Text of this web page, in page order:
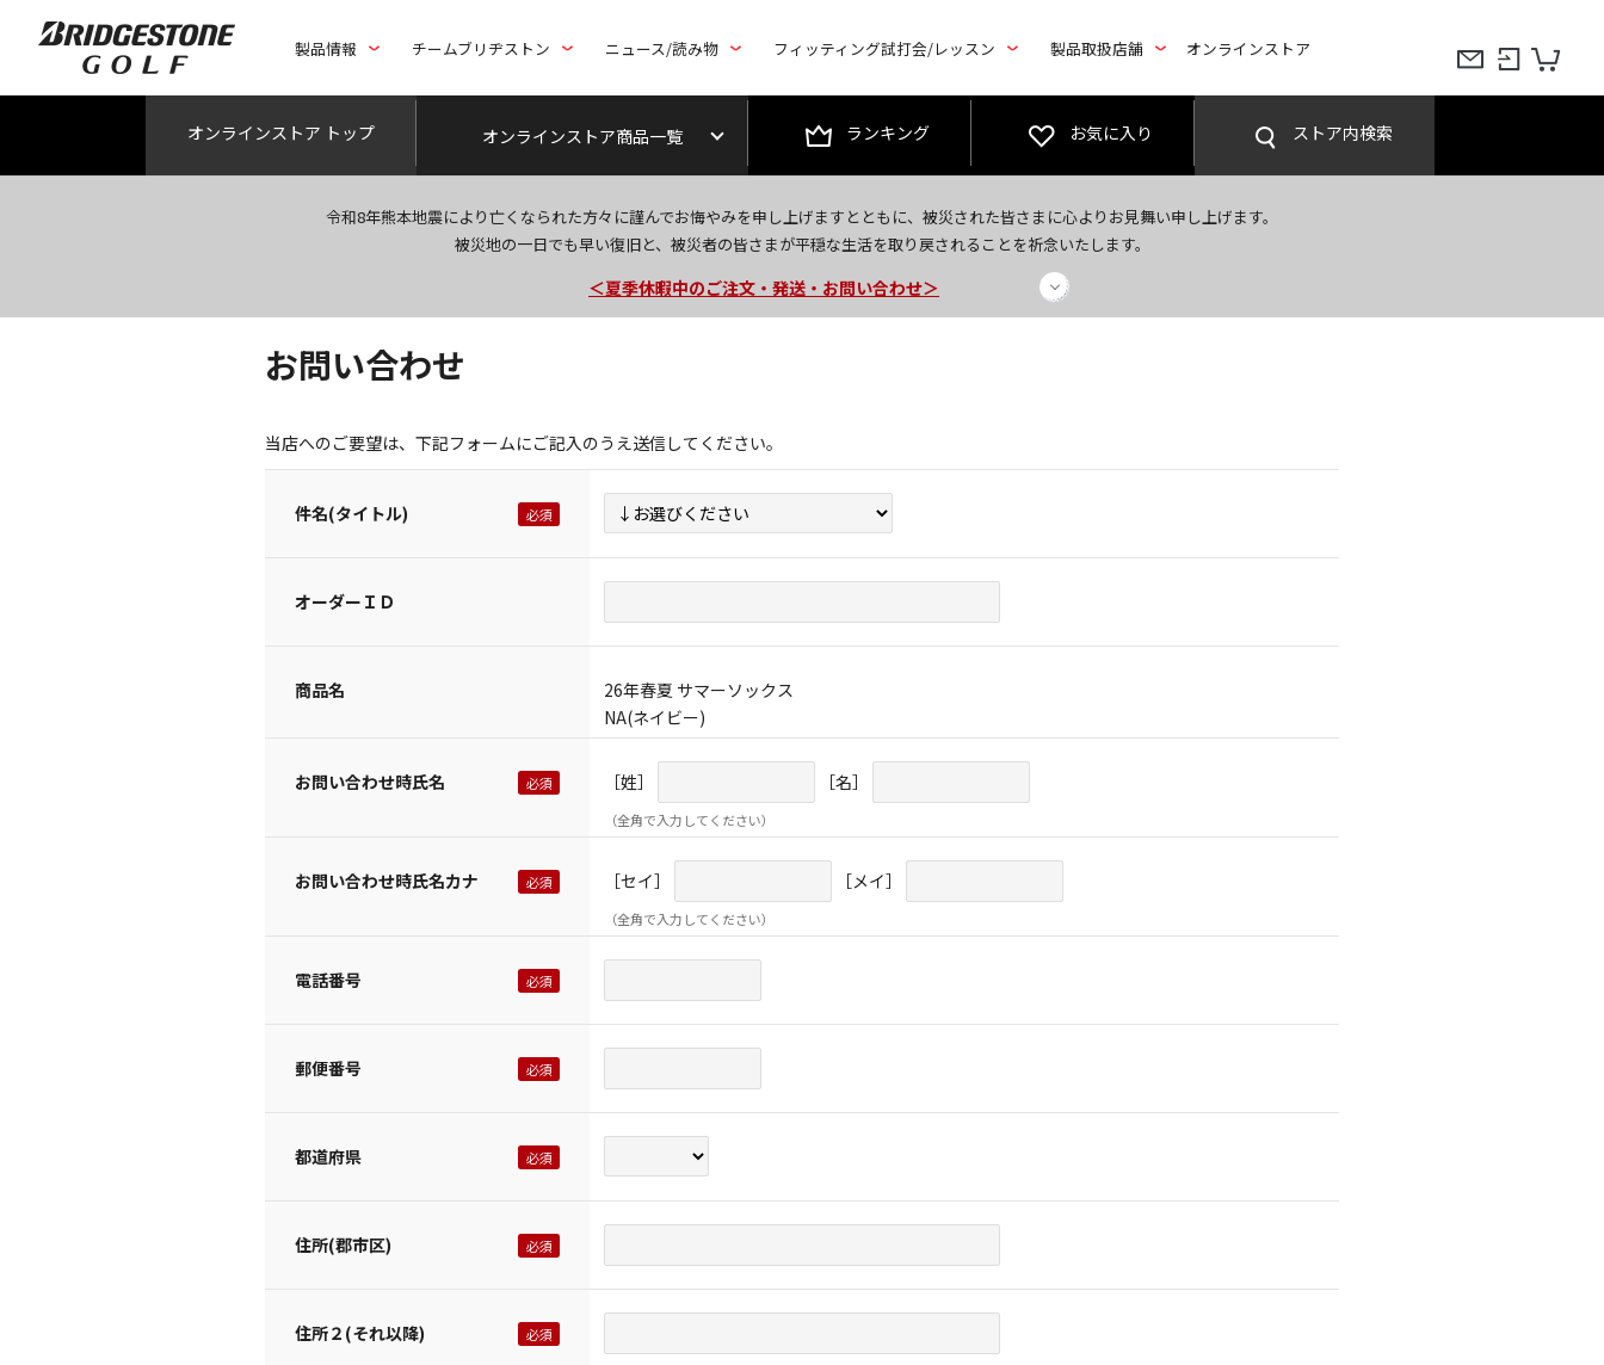
製品情報 チームブリヂストン ニュース/読み物 フィッティング試打会/レッスン 製品取扱店舗 オンラインストア
オンラインストア トップ オンラインストア商品一覧 ランキング お気に入り ストア内検索
令和8年熊本地震により亡くなられた方々に謹んでお悔やみを申し上げますとともに、被災された皆さまに心よりお見舞い申し上げます。
被災地の一日でも早い復旧と、被災者の皆さまが平穏な生活を取り戻されることを祈念いたします。
今なら新規会員登録で1,000円OFFクーポンプレゼント！
＜商品配送に関するお知らせ＞
＜夏季休暇中のご注文・発送・お問い合わせ＞
お問い合わせ
当店へのご要望は、下記フォームにご記入のうえ送信してください。
件名(タイトル)
オーダーＩＤ
商品名
26年春夏 サマーソックス
NA(ネイビー)
お問い合わせ時氏名 ［姓］ ［名］
（全角で入力してください）
お問い合わせ時氏名カナ ［セイ］ ［メイ］
（全角で入力してください）
電話番号
郵便番号
都道府県
住所(郡市区)
住所２(それ以降)